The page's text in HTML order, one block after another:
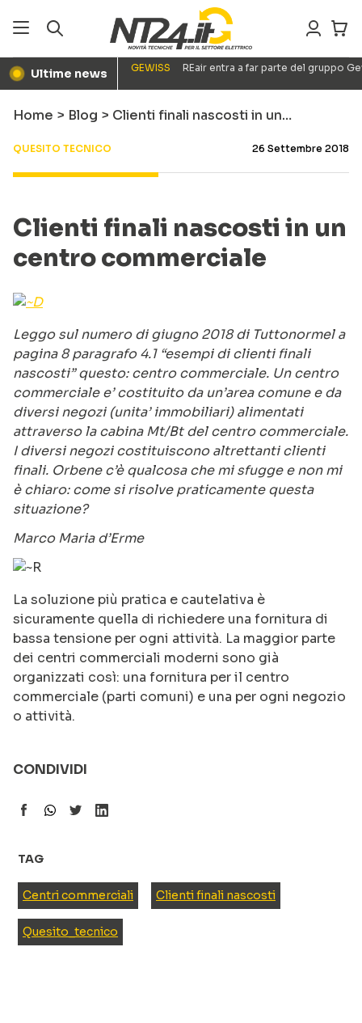
● Ultime news GEWISS REair entra a far parte del gruppo
Home > Blog > Clienti finali nascosti in un…
QUESITO TECNICO 26 Settembre 2018
Clienti finali nascosti in un
centro commerciale
Leggo sul numero di giugno 2018 di Tuttonormel a
pagina 8 paragrafo 4.1 “esempi di clienti finali
nascosti” questo: centro commerciale. Un centro
commerciale e’ costituito da un’area comune e da
diversi negozi (unita’ immobiliari) alimentati
attraverso la cabina Mt/Bt del centro commerciale.
I diversi negozi costituiscono altrettanti clienti
finali. Orbene c’è qualcosa che mi sfugge e non mi
è chiaro: come si risolve praticamente questa
situazione?
Marco Maria d’Erme
La soluzione più pratica e cautelativa è
sicuramente quella di richiedere una fornitura di
bassa tensione per ogni attività. La maggior parte
dei centri commerciali moderni sono già
organizzati così: una fornitura per il centro
commerciale (parti comuni) e una per ogni negozio
o attività.
CONDIVIDI
TAG
Centri commerciali Clienti finali nascosti
Quesito_tecnico